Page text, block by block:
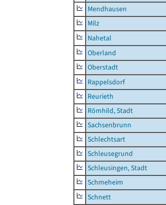
Mendhausen
Milz
Nahetal
Oberland
Oberstadt
Rappelsdorf
Reurieth
Römhild, Stadt
Sachsenbrunn
Schlechtsart
Schleusegrund
Schleusingen, Stadt
Schmeheim
Schnett